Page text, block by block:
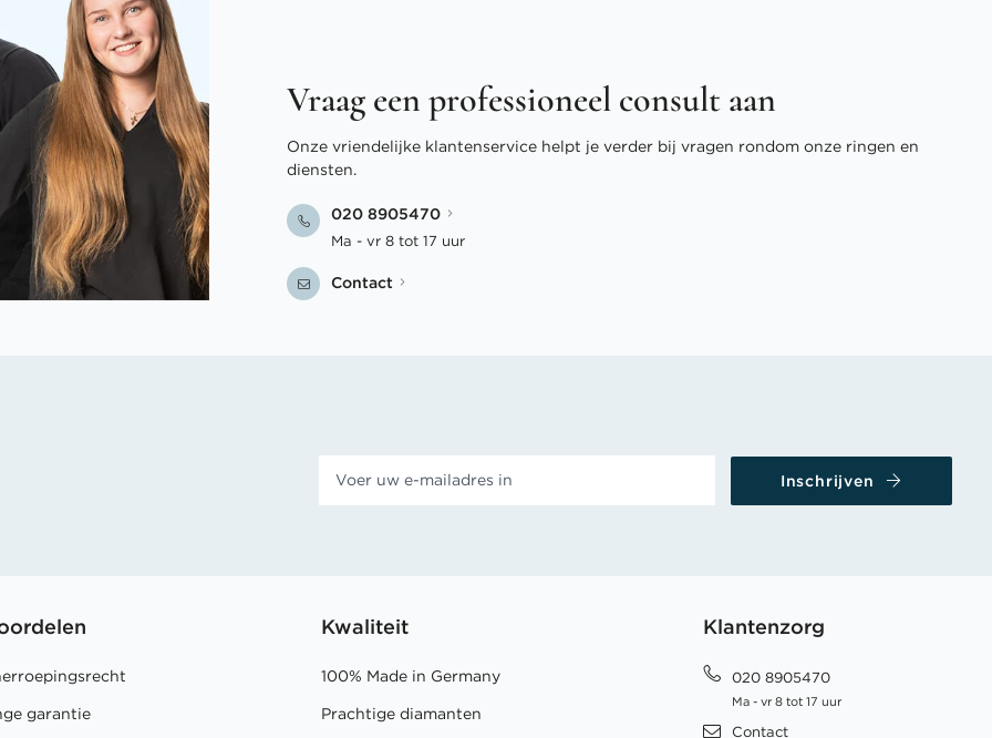
Vraag een professioneel consult aan
Onze vriendelijke klantenservice helpt je verder bij vragen rondom onze ringen en
diensten.
020 8905470
Ma - vr 8 tot 17 uur
Contact
Inschrijven
garantie
Kwaliteit
100% Made in Germany
Prachtige diamanten
Klantenzorg
020 8905470
Ma - vr 8 tot 17 uur
Contact